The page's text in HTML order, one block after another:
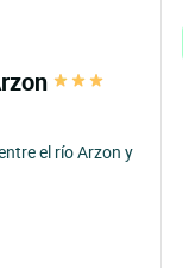
el río Arzon y